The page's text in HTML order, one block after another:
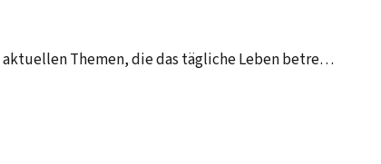
Themen, die das tägliche Leben betre…